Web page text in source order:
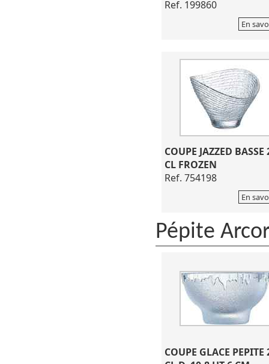
Ref. 199860
En
COUPE JAZZED BASSE
CL FROZEN
Ref. 754198
En
Pépite
COUPE GLACE PEPITE